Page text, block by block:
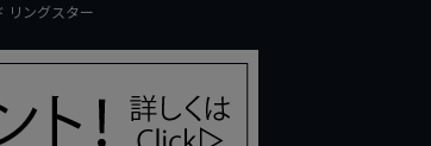
リングスター